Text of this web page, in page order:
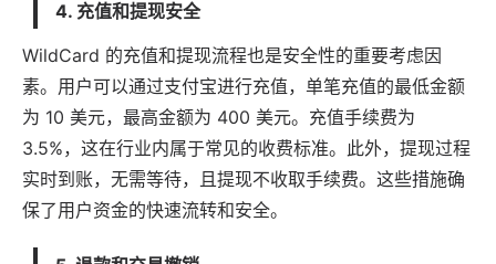
4. 充值和提现安全
WildCard 的充值和提现流程也是安全性的重要考虑因
素。用户可以通过支付宝进行充值，单笔充值的最低金额
为 10 美元，最高金额为 400 美元。充值手续费为
3.5%，这在行业内属于常见的收费标准。此外，提现过程
实时到账，无需等待，且提现不收取手续费。这些措施确
保了用户资金的快速流转和安全。